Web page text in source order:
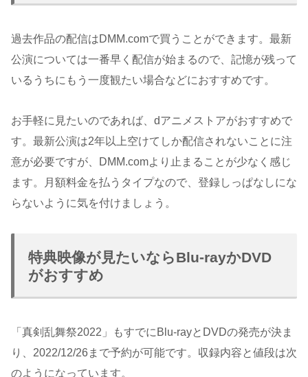
過去作品の配信はDMM.comで買うことができます。最新
公演については一番早く配信が始まるので、記憶が残って
いるうちにもう一度観たい場合などにおすすめです。
お手軽に見たいのであれば、dアニメストアがおすすめで
す。最新公演は2年以上空けてしか配信されないことに注
意が必要ですが、DMM.comより止まることが少なく感じ
ます。月額料金を払うタイプなので、登録しっぱなしにな
らないように気を付けましょう。
特典映像が見たいならBlu-rayかDVD
がおすすめ
「真剣乱舞祭2022」もすでにBlu-rayとDVDの発売が決ま
り、2022/12/26まで予約が可能です。収録内容と値段は次
のようになっています。